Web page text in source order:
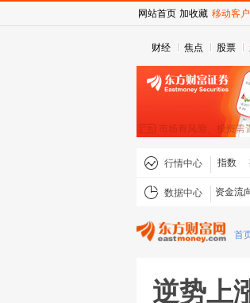
财经 焦点 股票
行情中心 指数
数据中心 资金流
首
逆势上
网站首页 加收藏 移动客